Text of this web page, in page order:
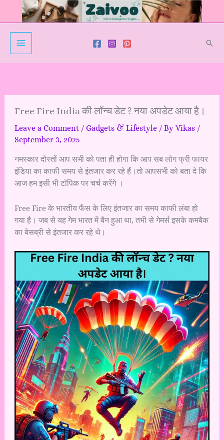
Free Fire India की लॉन्च डेट ? नया अपडेट आया है।
Leave a Comment / Gadgets & Lifestyle/ By Vikas /
September 3, 2025
नमस्कार दोस्तों आप सभी को पता ही होगा कि आप सब लोग फ्री फायर
इंडिया का काफी समय से इंतजार कर रहे हैं।तो आपसभी को बता दे कि
आज हम इसी भी टॉपिक पर चर्च करेंगे ।
Free Fire के भारतीय फैंस के लिए इंतजार का समय काफी लंबा हो
गया है। जब से यह गेम भारत में बैन हुआ था, तभी से गेमर्स इसके कमबैक
का बेसब्री से इंतजार कर रहे थे।